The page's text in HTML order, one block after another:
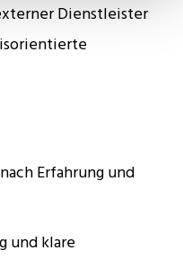
Dienstleister
Erfahrung und
und klare